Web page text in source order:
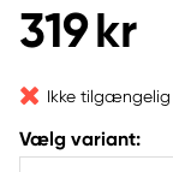
319 kr
Ikke tilgængelig
Vælg variant: